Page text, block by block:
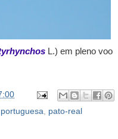
L.) em pleno voo
pato-real